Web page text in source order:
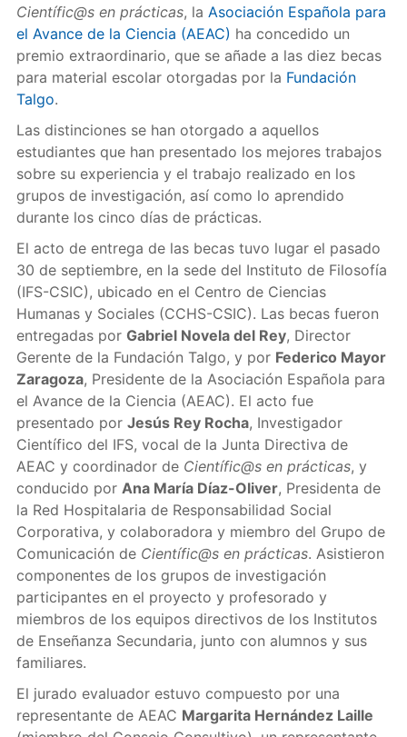
Científic@s en prácticas, la Asociación Española para
el Avance de la Ciencia (AEAC) ha concedido un
premio extraordinario, que se añade a las diez becas
para material escolar otorgadas por la Fundación
Talgo.
Las distinciones se han otorgado a aquellos
estudiantes que han presentado los mejores trabajos
sobre su experiencia y el trabajo realizado en los
grupos de investigación, así como lo aprendido
durante los cinco días de prácticas.
El acto de entrega de las becas tuvo lugar el pasado
30 de septiembre, en la sede del Instituto de Filosofía
(IFS-CSIC), ubicado en el Centro de Ciencias
Humanas y Sociales (CCHS-CSIC). Las becas fueron
entregadas por Gabriel Novela del Rey, Director
Gerente de la Fundación Talgo, y por Federico Mayor
Zaragoza, Presidente de la Asociación Española para
el Avance de la Ciencia (AEAC). El acto fue
presentado por Jesús Rey Rocha, Investigador
Científico del IFS, vocal de la Junta Directiva de
AEAC y coordinador de Científic@s en prácticas, y
conducido por Ana María Díaz-Oliver, Presidenta de
la Red Hospitalaria de Responsabilidad Social
Corporativa, y colaboradora y miembro del Grupo de
Comunicación de Científic@s en prácticas. Asistieron
componentes de los grupos de investigación
participantes en el proyecto y profesorado y
miembros de los equipos directivos de los Institutos
de Enseñanza Secundaria, junto con alumnos y sus
familiares.
El jurado evaluador estuvo compuesto por una
representante de AEAC Margarita Hernández Laille